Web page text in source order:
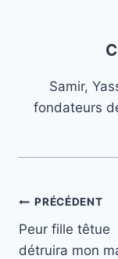
Samir,
fondateurs
de
PRÉCÉDENT
Peur fille têtue
détruira mon